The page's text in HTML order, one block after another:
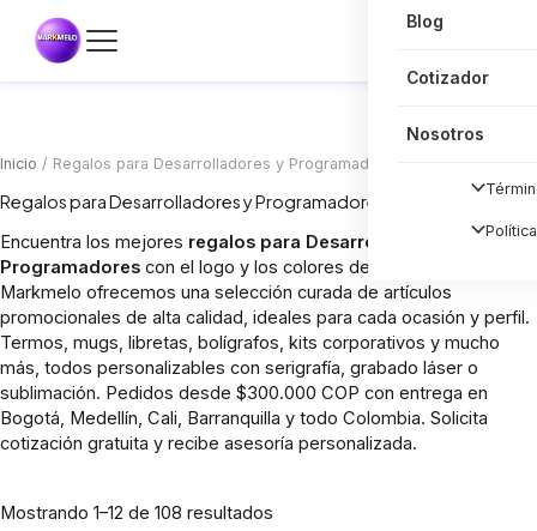
Blog
Cotizador
Nosotros
Inicio / Regalos para Desarrolladores y Programadores Personalizados
Regalos para Desarrolladores y Programadores Personalizados
Encuentra los mejores regalos para Desarrolladores y
Programadores con el logo y los colores de tu empresa. En
Markmelo ofrecemos una selección curada de artículos
promocionales de alta calidad, ideales para cada ocasión y perfil.
Termos, mugs, libretas, bolígrafos, kits corporativos y mucho
más, todos personalizables con serigrafía, grabado láser o
sublimación. Pedidos desde $300.000 COP con entrega en
Bogotá, Medellín, Cali, Barranquilla y todo Colombia. Solicita
cotización gratuita y recibe asesoría personalizada.
Mostrando 1–12 de 108 resultados